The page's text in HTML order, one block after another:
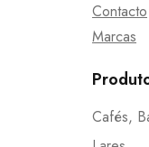
Contacto
Marcas
Cafés,